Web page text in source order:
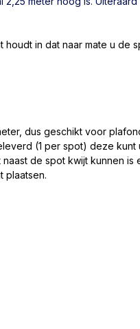
houdt in dat naar mate u de
dus geschikt voor
(1 per spot) deze
naast de spot kwijt kunnen
plaatsen.